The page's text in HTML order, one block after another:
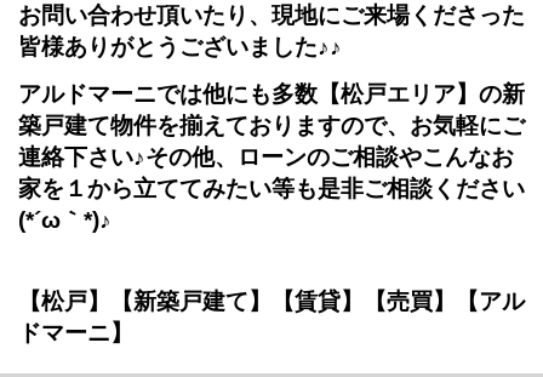
お問い合わせ頂いたり、現地にご来場くださった
皆様ありがとうございました♪♪
アルドマーニでは他にも多数【松戸エリア】の新
築戸建て物件を揃えておりますので、お気軽にご
連絡下さい♪その他、ローンのご相談やこんなお
家を１から立ててみたい等も是非ご相談ください
(*´ω｀*)♪
【松戸】【新築戸建て】【賃貸】【売買】【アル
ドマーニ】